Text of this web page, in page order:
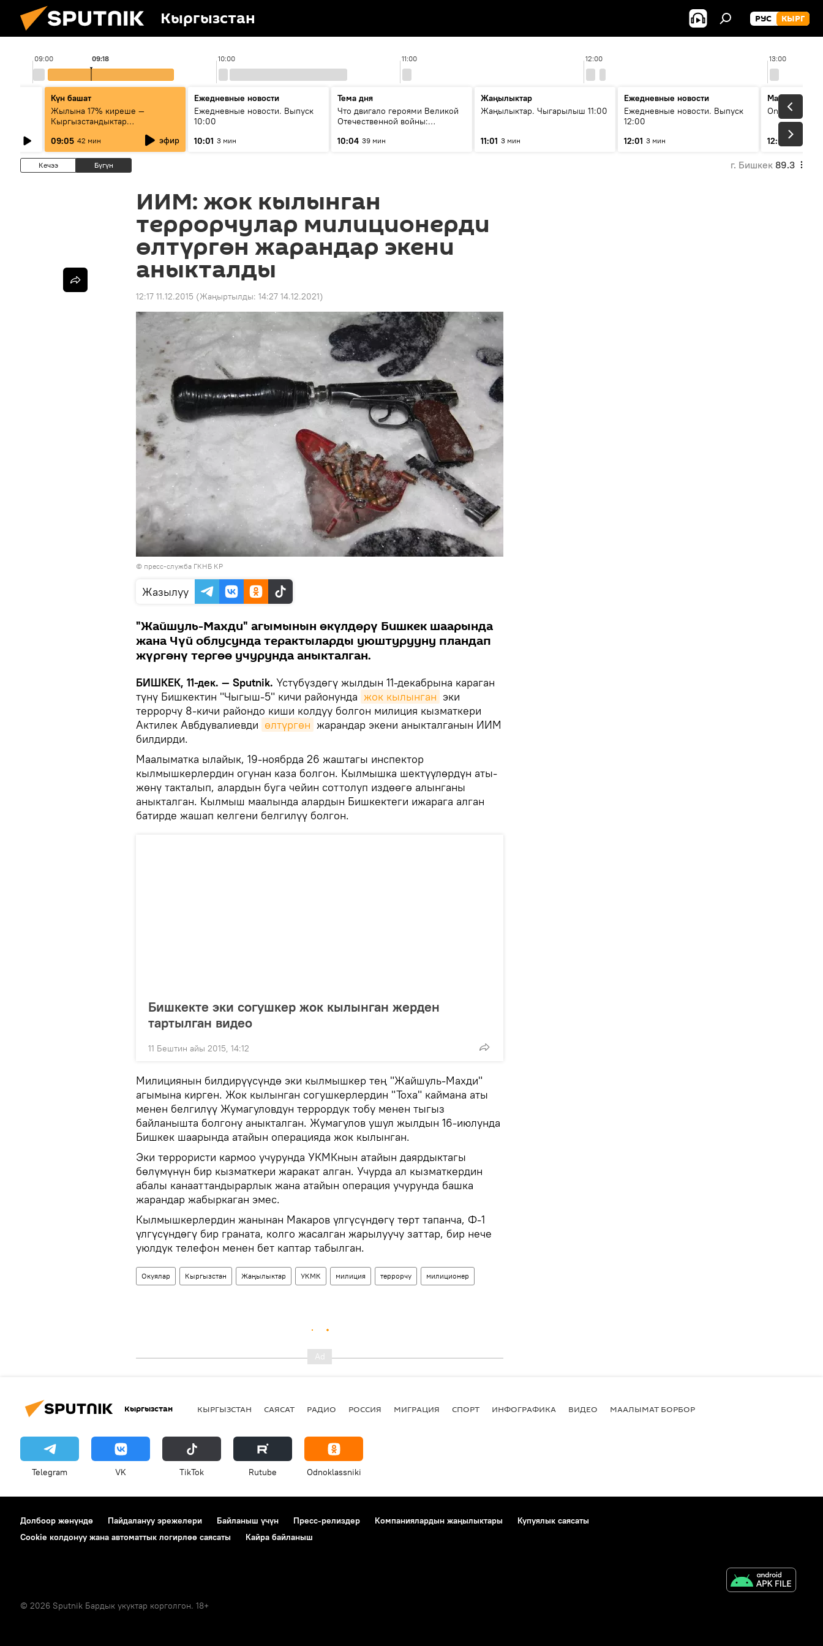
Кыргызстан РУС КЫРГ
09:00 10:00 11:00 12:00 13:00
09:18
Күн башат
Жылына 17% киреше —
Кыргызстандыктар
кагаздарды кантип сатып алат?
09:05 42 мин эфир
Ежедневные новости
Ежедневные новости. Выпуск
10:00
10:01 3 мин
Тема дня
Что двигало героями Великой
Отечественной войны:
Тулебердиева
10:04 39 мин
Жаңылыктар
Жаңылыктар. Чыгарылыш 11:00
11:01 3 мин
Ежедневные новости
Ежедневные новости. Выпуск
12:00
12:01 3 мин
On air
12:05
Кечээ Бүгүн г. Бишкек 89.3
ИИМ: жок кылынган
террорчулар милиционерди
өлтүргөн жарандар экени
аныкталды
12:17 11.12.2015 (Жаңыртылды: 14:27 14.12.2021)
© пресс-служба ГКНБ КР
Жазылуу
"Жайшуль-Махди" агымынын өкүлдөрү Бишкек шаарында
жана Чүй облусунда терактыларды уюштурууну пландап
жүргөнү тергөө учурунда аныкталган.
БИШКЕК, 11-дек. — Sputnik. Үстүбүздөгү жылдын 11-декабрына караган
түнү Бишкектин "Чыгыш-5" кичи районунда жок кылынган эки
террорчу 8-кичи райондо киши колдуу болгон милиция кызматкери
Актилек Авбдувалиевди өлтүргөн жарандар экени аныкталганын ИИМ
билдирди.
Маалыматка ылайык, 19-ноябрда 26 жаштагы инспектор
кылмышкерлердин огунан каза болгон. Кылмышка шектүүлөрдүн аты-
жөнү такталып, алардын буга чейин соттолуп издөөгө алынганы
аныкталган. Кылмыш маалында алардын Бишкектеги ижарага алган
батирде жашап келгени белгилүү болгон.
Бишкекте эки согушкер жок кылынган жерден
тартылган видео
11 Бештин айы 2015, 14:12
Милициянын билдирүүсүндө эки кылмышкер тең "Жайшуль-Махди"
агымына кирген. Жок кылынган согушкерлердин "Тоха" каймана аты
менен белгилүү Жумагуловдун террордук тобу менен тыгыз
байланышта болгону аныкталган. Жумагулов ушул жылдын 16-июлунда
Бишкек шаарында атайын операцияда жок кылынган.
Эки террористи кармоо учурунда УКМКнын атайын даярдыктагы
бөлүмүнүн бир кызматкери жаракат алган. Учурда ал кызматкердин
абалы канааттандырарлык жана атайын операция учурунда башка
жарандар жабыркаган эмес.
Кылмышкерлердин жанынан Макаров үлгүсүндөгү төрт тапанча, Ф-1
үлгүсүндөгү бир граната, колго жасалган жарылуучу заттар, бир нече
уюлдук телефон менен бет каптар табылган.
Окуялар Кыргызстан Жаңылыктар УКМК милиция террорчу милиционер
Кыргызстан КЫРГЫЗСТАН САЯСАТ РАДИО РОССИЯ МИГРАЦИЯ СПОРТ ИНФОГРАФИКА ВИДЕО МААЛЫМАТ БОРБОР
Telegram VK ТikТоk Rutube Odnoklassniki
Долбоор жөнүндө Пайдалануу эрежелери Байланыш үчүн Пресс-релиздер Компаниялардын жаңылыктары
Купуялык саясаты
Cookie колдонуу жана автоматтык логирлөө саясаты
Кайра байланыш
© 2026 Sputnik Бардык укуктар корголгон. 18+